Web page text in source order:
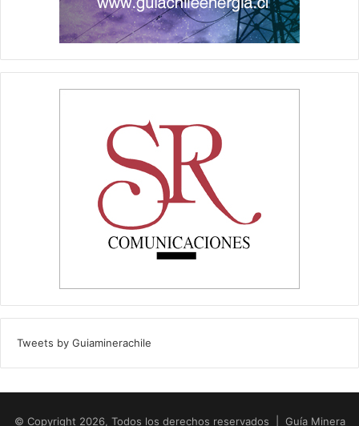
Tweets by Guiaminerachile
© Copyright 2026, Todos los derechos reservados | Guía Minera